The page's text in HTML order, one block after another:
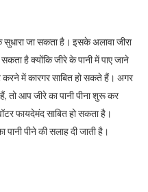
सुधारा जा सकता है। इसके अलावा जीरा
है क्योंकि जीरे के पानी में पाए जाने
करने में कारगर साबित हो सकते हैं। अगर
तो आप जीरे का पानी पीना शुरू कर
फायदेमंद साबित हो सकता है।
पीने की सलाह दी जाती है।